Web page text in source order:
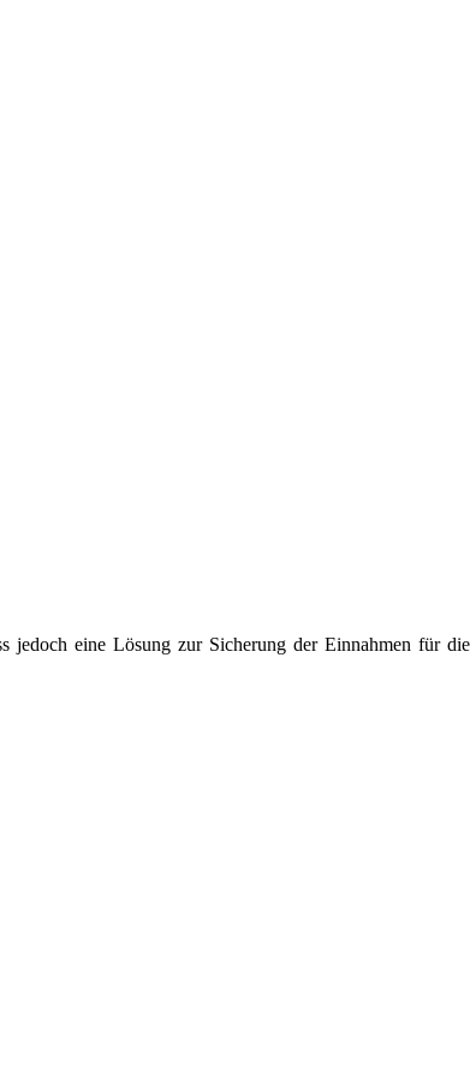
jedoch eine Lösung zur Sicherung der Einnahmen für die